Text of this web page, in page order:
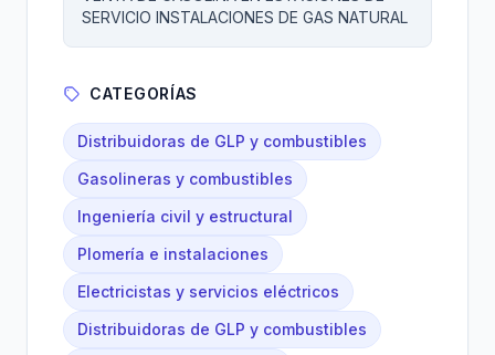
SERVICIO INSTALACIONES DE GAS NATURAL
CATEGORÍAS
Distribuidoras de GLP y combustibles
Gasolineras y combustibles
Ingeniería civil y estructural
Plomería e instalaciones
Electricistas y servicios eléctricos
Distribuidoras de GLP y combustibles